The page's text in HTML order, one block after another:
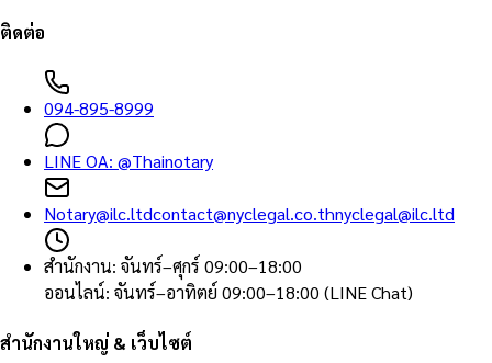
ติดต่อ
094-895-8999
LINE OA: @Thainotary
Notary@ilc.ltdcontact@nyclegal.co.thnyclegal@ilc.ltd
สำนักงาน: จันทร์–ศุกร์ 09:00–18:00
ออนไลน์: จันทร์–อาทิตย์ 09:00–18:00 (LINE Chat)
สำนักงานใหญ่ & เว็บไซต์